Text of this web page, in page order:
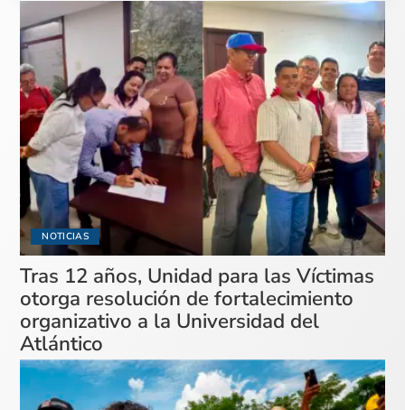
NOTICIAS
Tras 12 años, Unidad para las Víctimas
otorga resolución de fortalecimiento
organizativo a la Universidad del
Atlántico